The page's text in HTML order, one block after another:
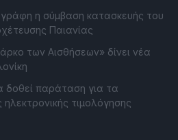
η σύμβαση κατασκευής του
Παιανίας
των Αισθήσεων» δίνει νέα
δοθεί παράταση για τα
τιμολόγησης